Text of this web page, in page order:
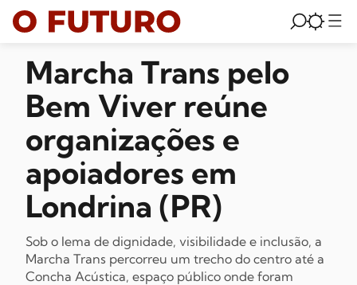
Marcha Trans pelo
Bem Viver reúne
organizações e
apoiadores em
Londrina (PR)
Sob o lema de dignidade, visibilidade e inclusão, a
Marcha Trans percorreu um trecho do centro até a
Concha Acústica, espaço público onde foram